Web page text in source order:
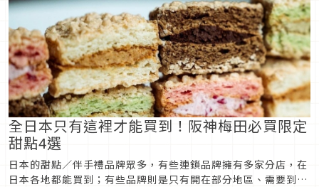
全日本只有這裡才能買到！阪神梅田必買限定
甜點4選
日本的甜點／伴手禮品牌眾多，有些連鎖品牌擁有多家分店，在
日本各地都能買到；有些品牌則是只有開在部分地區、需要到特